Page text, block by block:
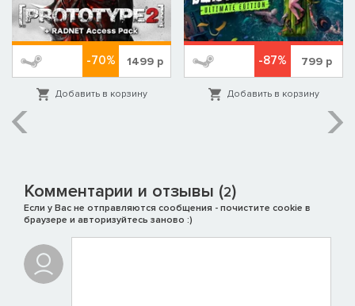
-70% 1499р
Добавить в корзину
-87% 799 р
Добавить в корзину
Комментарии и отзывы (2)
Если у Вас не отправляются сообщения - почистите cookie в
браузере и авторизуйтесь заново :)